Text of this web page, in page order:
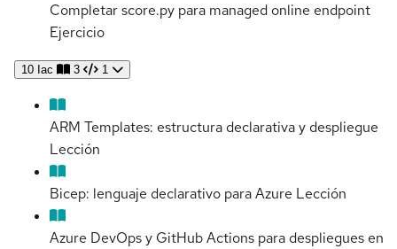
Completar score.py para managed online endpoint
Ejercicio
10 Iac 3 1
ARM Templates: estructura declarativa y despliegue
Lección
Bicep: lenguaje declarativo para Azure Lección
Azure DevOps y GitHub Actions para despliegues en